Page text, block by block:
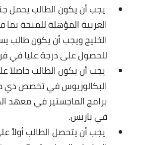
يجب أن يكون الطالب يحمل
العربية المؤهلة للمنحة
الخليج ويجب أن يكون طالب
للحصول على درجة عليا في
يجب أن يكون الطالب حاصلاً
البكالوريوس في تخصص
برامج الماجستير في معهد
في باريس.
يجب أن يتحصل الطالب